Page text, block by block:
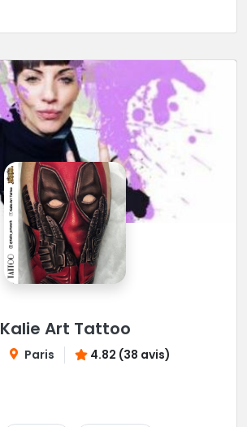
Kalie Art Tattoo
Paris 4.82 (38 avis)